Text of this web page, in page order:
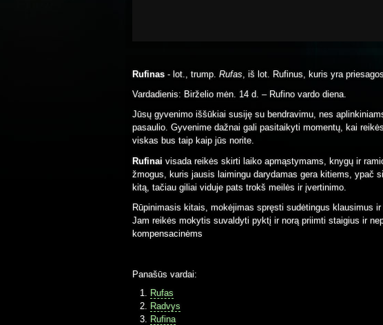
Rufinas - lot., trump. Rufas , iš lot. Rufinus, kuris yra
Vardadienis: Birželio mėn. 14 d. – Rufino vardo diena.
Jūsų gyvenimo iššūkiai susiję su bendravimu, nes
pasaulio. Gyvenime dažnai gali pasitaikyti momentų, kai
viskas bus taip kaip jūs norite.
Rufinai visada reikės skirti laiko apmąstymams, knygų ir
žmogus, kuris jausis laimingu darydamas gera kitiems, ypač
kitą, tačiau giliai viduje pats trokš meilės ir įvertinimo.
Rūpinimasis kitais, mokėjimas spręsti sudėtingus klausimus
Jam reikės mokytis suvaldyti pyktį ir norą priimti staigius ir
kompensacinėms
Panašūs vardai:
Rufas
Radvys
Rufina